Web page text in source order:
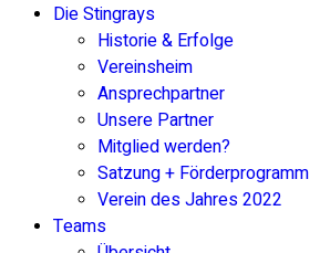
Die Stingrays
Historie & Erfolge
Vereinsheim
Ansprechpartner
Unsere Partner
Mitglied werden?
Satzung + Förderprogramm
Verein des Jahres 2022
Teams